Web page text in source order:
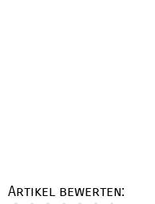
Artikel bewerten: